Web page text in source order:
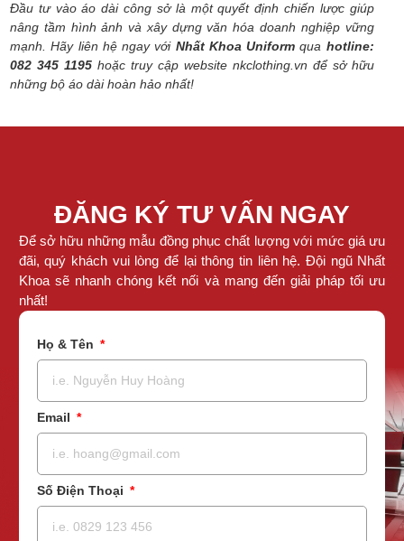
Đầu tư vào áo dài công sở là một quyết định chiến lược giúp
nâng tầm hình ảnh và xây dựng văn hóa doanh nghiệp vững
mạnh. Hãy liên hệ ngay với Nhất Khoa Uniform qua hotline:
082 345 1195hoặc truy cập website nkclothing.vn để sở hữu
những bộ áo dài hoàn hảo nhất!
ĐĂNG KÝ TƯ VẤN NGAY
Để sở hữu những mẫu đồng phục chất lượng với mức giá ưu
đãi, quý khách vui lòng để lại thông tin liên hệ. Đội ngũ Nhất
Khoa sẽ nhanh chóng kết nối và mang đến giải pháp tối ưu
nhất!
Họ & Tên
Email
Số Điện Thoại